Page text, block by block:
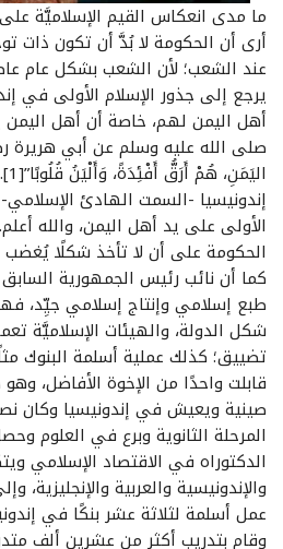
ما مدى انعكاس القيم الإسلاميَّة
أرى أن الحكومة لا بُدَّ أن تكون ذات
عند الشعب؛ لأن الشعب بشكل عام
يرجع إلى جذور الإسلام الأولى في
أهل اليمن لهم، خاصة أن أهل اليمن
صلى الله عليه وسلم عن أبي هريرة
إندونيسيا -السمت الهادئ
الأولى على يد أهل اليمن، والله
الحكومة على أن لا تأخذ شكلًا يُغضب
كما أن نائب رئيس الجمهورية
طبع إسلامي وإنتاج إسلامي جيِّد،
شكل الدولة، والهيئات الإسلاميَّة
تضييق؛ كذلك عملية أسلمة البنوك
قابلت واحدًا من الإخوة الأفاضل،
صينية ويعيش في إندونيسيا وكان
المرحلة الثانوية وبرع في العلوم
الدكتوراه في الاقتصاد الإسلامي
والإندونيسية والعربية والإنجليزية،
عمل أسلمة لثلاثة عشر بنكًا في
وقام بتدريب أكثر من عشرين ألف